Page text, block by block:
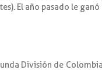
El año pasado le
División de